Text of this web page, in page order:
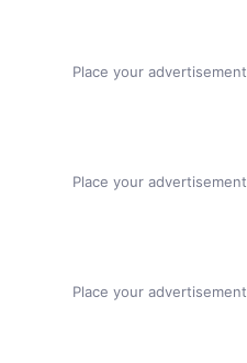
Place your advertisement
Place your advertisement
Place your advertisement